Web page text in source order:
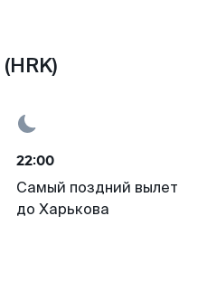
22:00
Самый поздний вылет
до Харькова